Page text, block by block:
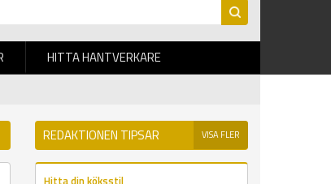
HITTA HANTVERKARE
REDAKTIONEN TIPSAR VISA FLER